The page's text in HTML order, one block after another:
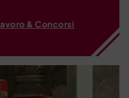
& Concorsi